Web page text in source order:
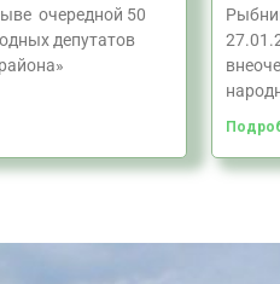
очередной 50
депутатов